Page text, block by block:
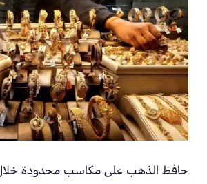
حافظ الذهب على مكاسب محدودة خلال